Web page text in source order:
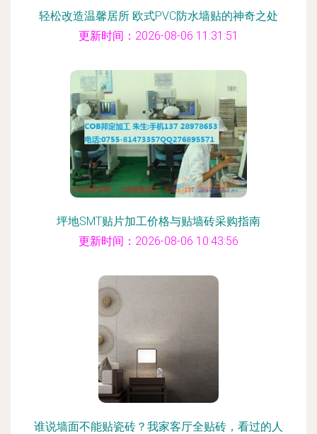
轻松改造温馨居所 欧式PVC防水墙贴的神奇之处
更新时间：2026-08-06 11:31:51
坪地SMT贴片加工价格与贴墙砖采购指南
更新时间：2026-08-06 10:43:56
谁说墙面不能贴瓷砖？我家客厅全贴砖，看过的人